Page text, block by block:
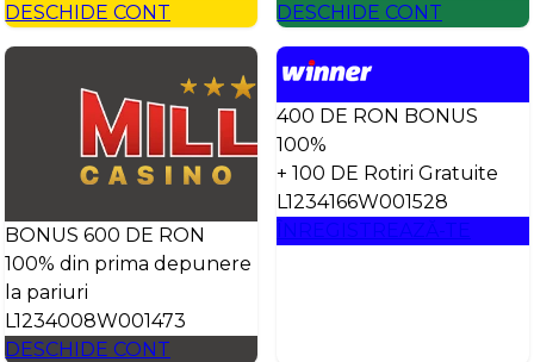
DESCHIDE CONT
DESCHIDE CONT
BONUS 600 DE RON
100% din prima depunere
la pariuri
L1234008W001473
DESCHIDE CONT
400 DE RON BONUS
100%
+ 100 DE Rotiri Gratuite
L1234166W001528
ÎNREGISTREAZĂ-TE